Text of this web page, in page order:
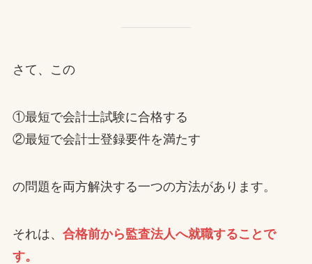
さて、この
①最短で会計士試験に合格する
②最短で会計士登録要件を満たす
の問題を両方解決する一つの方法があります。
それは、 合格前から監査法人へ就職することで
す。